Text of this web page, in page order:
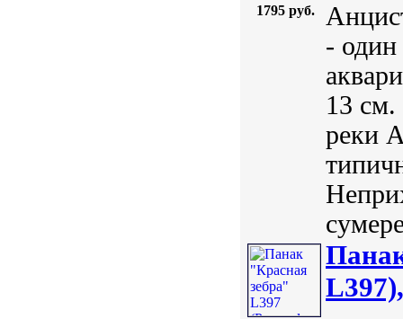
1795 руб.
- один
13 см.
реки